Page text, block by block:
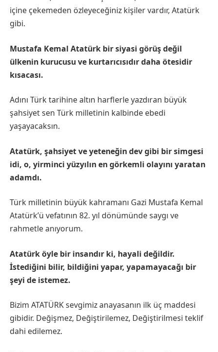
içine çekemeden özleyeceğiniz kişiler vardır, Atatürk
gibi.
Mustafa Kemal Atatürk bir siyasi görüş değil
ülkenin kurucusu ve kurtarıcısıdır daha ötesidir
kısacası.
Adını Türk tarihine altın harflerle yazdıran büyük
şahsiyet sen Türk milletinin kalbinde ebedi
yaşayacaksın.
Atatürk, şahsiyet ve yeteneğin dev gibi bir simgesi
idi, o, yirminci yüzyılın en görkemli olayını yaratan
adamdı.
Türk milletinin büyük kahramanı Gazi Mustafa Kemal
Atatürk’ü vefatının 82. yıl dönümünde saygı ve
rahmetle anıyorum.
Atatürk öyle bir insandır ki, hayali değildir.
İstediğini bilir, bildiğini yapar, yapamayacağı bir
şeyi de istemez.
Bizim ATATÜRK sevgimiz anayasanın ilk üç maddesi
gibidir. Değişmez, Değiştirilemez, Değiştirilmesi teklif
dahi edilemez.